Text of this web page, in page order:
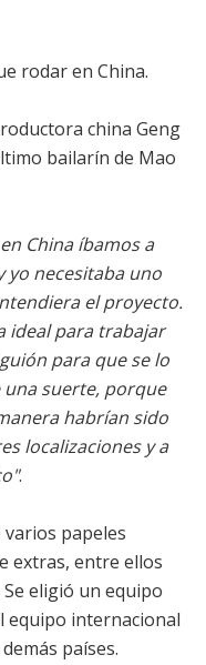
rodar en China.
china Geng
bailarín de Mao
China íbamos a
necesitaba uno
el proyecto.
ideal para trabajar
para que se lo
una suerte, porque
habrían sido
localizaciones y a
.
varios papeles
extras, entre ellos
eligió un equipo
equipo internacional
países.